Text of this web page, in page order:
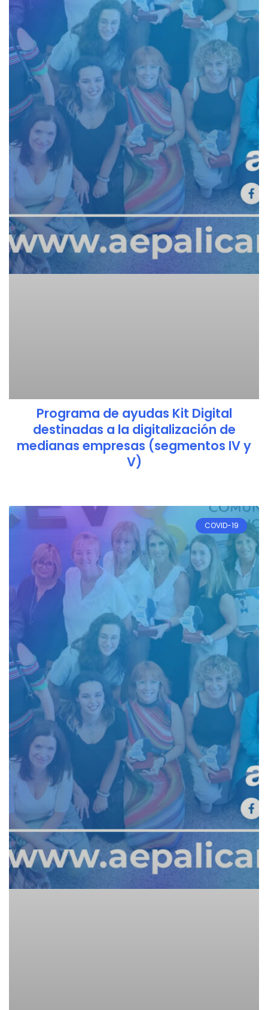
Programa de ayudas Kit Digital
destinadas a la digitalización de
medianas empresas (segmentos IV y
V)
COVID-19